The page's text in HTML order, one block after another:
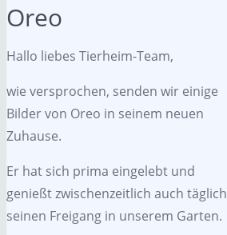
Oreo
Hallo liebes Tierheim-Team,
wie versprochen, senden wir einige
Bilder von Oreo in seinem neuen
Zuhause.
Er hat sich prima eingelebt und
genießt zwischenzeitlich auch täglich
seinen Freigang in unserem Garten.